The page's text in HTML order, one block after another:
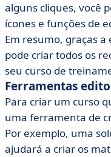
alguns cliques, você
ícones e funções de
Em resumo, graças
pode criar todos os
seu curso de
Ferramentas
Para criar um curso
uma ferramenta de
Por exemplo, uma
ajudará a criar os